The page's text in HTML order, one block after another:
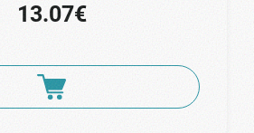
13.07€